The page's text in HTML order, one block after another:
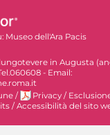
Museo dell'Ara Pacis
in Augusta
- Email:
/ Privacy /
/Accessibilità del sito